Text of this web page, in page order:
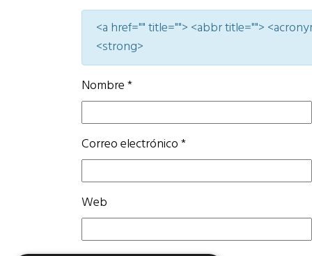
<a href="" title=""> <abbr title="">
<strong>
Nombre*
Correo electrónico*
Web